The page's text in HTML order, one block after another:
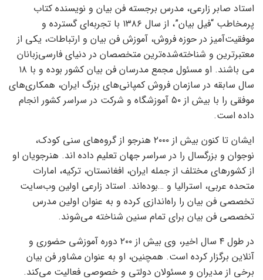
استاد صابر زارعی، مدرس برجسته فن بیان و نویسنده کتاب
پرمخاطب “فیل بیان”، از سال ۱۳۸۶ با تجربه‌ای گسترده و
موفقیت‌آمیز در حوزه فروش، آموزش فن بیان و ارتباطات، یکی از
معتبرترین و شناخته‌شده‌ترین متخصصان در دنیای فارسی‌زبانان
می باشند. او مسئول مجمع مدرسان فن بیان کشور بوده و با ۱۸
سال سابقه در سازمان فروش کمپانی‌های بزرگ ایران، همکاری‌های
موفقی را با بیش از ۵۰ آموزشگاه و شرکت در سراسر کشور انجام
داده است.
ایشان تا کنون بیش از ۲۰۰۰ هنرجو از گروه‌های سنی کودک،
نوجوان و بزرگسال را در سراسر جهان تعلیم داده اند. هنرجویان او
از کشورهای مختلف از جمله ایران، افغانستان، ترکیه، امارات
متحده عربی، استرالیا و …بوده‌اند. استاد زارعی اولین وب‌سایت
تخصصی فن بیان را راه‌اندازی کرده و به عنوان اولین مدرس
تخصصی فن بیان برای تمام سنین شناخته می‌شوند.
در طول ۴ سال اخیر، وی بیش از ۲۰۰ دوره آموزشی حضوری و
آنلاین برگزار کرده است. همچنین، او به عنوان مشاور فن بیان
برخی از مدیران و مسئولان دولتی و خصوصی فعالیت می‌کند.